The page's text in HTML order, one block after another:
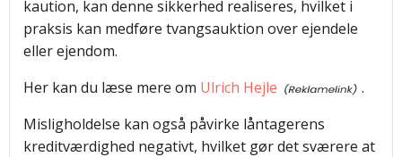
kaution, kan denne sikkerhed realiseres, hvilket i
praksis kan medføre tvangsauktion over ejendele
eller ejendom.
Her kan du læse mere om Ulrich Hejle
.
Misligholdelse kan også påvirke låntagerens
kreditværdighed negativt, hvilket gør det sværere at